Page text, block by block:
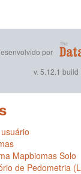
por
v. 5.12.1 build
Mapbiomas Solo
de Pedometria